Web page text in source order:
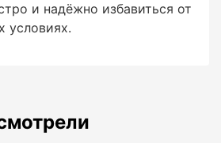
для детей и домашних
и надёжно избавиться от
условиях.